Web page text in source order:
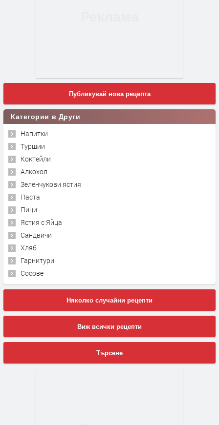
Публикувай нова рецепта
Категории в Други
Напитки
Туршии
Коктейли
Алкохол
Зеленчукови ястия
Паста
Пици
Ястия с Яйца
Сандвичи
Хляб
Гарнитури
Сосове
Няколко случайни рецепти
Виж всички рецепти
Търсене